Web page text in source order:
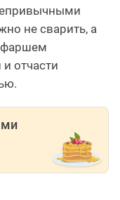
не сварить, а
фаршем
отчасти